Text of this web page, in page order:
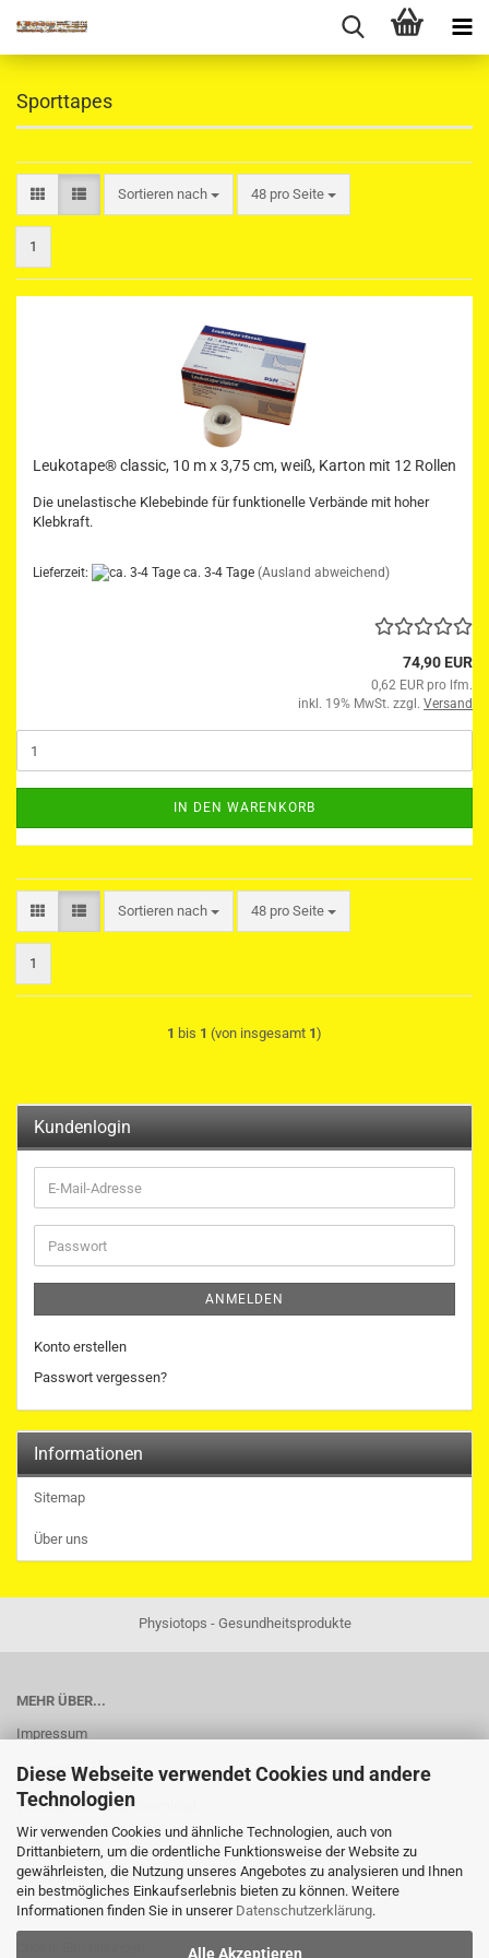
Diese Webseite verwendet Cookies und andere
Technologien
Wir verwenden Cookies und ähnliche Technologien, auch von
Drittanbietern, um die ordentliche Funktionsweise der Website zu
gewährleisten, die Nutzung unseres Angebotes zu analysieren und Ihnen
ein bestmögliches Einkaufserlebnis bieten zu können. Weitere
Informationen finden Sie in unserer Datenschutzerklärung.
Alle Akzeptieren
Sporttapes
Sortieren nach
Sortieren nach 48 pro Seite
pro Seite
1
Leukotape® classic, 10 m x 3,75 cm, weiß, Karton mit 12 Rollen
Die unelastische Klebebinde für funktionelle Verbände mit hoher
Klebkraft.
Lieferzeit: ca. 3-4 Tage (Ausland abweichend)
74,90 EUR
0,62 EUR pro lfm.
inkl. 19% MwSt. zzgl. Versand
IN DEN WARENKORB
Sortieren nach
Sortieren nach 48 pro Seite
pro Seite
1
1 bis 1 (von insgesamt 1)
Kundenlogin
E-
Mail-
Adresse
Passwort
ANMELDEN
Konto erstellen
Passwort vergessen?
Informationen
Sitemap
Über uns
Physiotops - Gesundheitsprodukte
MEHR ÜBER...
Impressum
Widerrufsrecht
Widerrufsformular-Download
AGB
Liefer- und Versandkosten
Privatsphäre und Datenschutz